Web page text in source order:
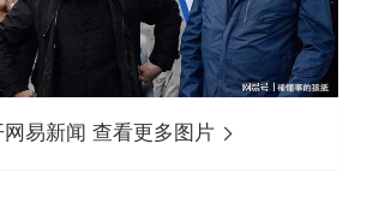
网易新闻 查看更多图片